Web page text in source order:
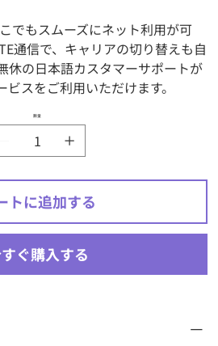
でもスムーズにネット利用が可
通信で、キャリアの切り替えも自
休の日本語カスタマーサポートが
スをご利用いただけます。
数量
トに追加する
ぐ購入する